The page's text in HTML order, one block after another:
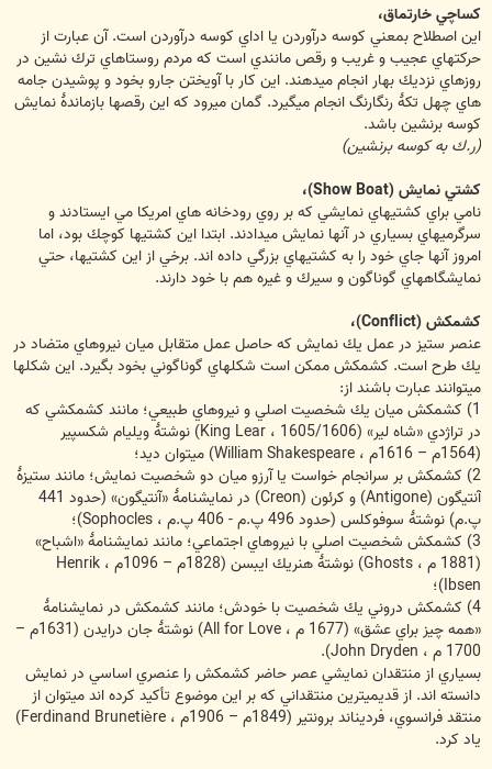
كساچي خارتماق،
اين اصطلاح بمعني كوسه درآوردن يا اداي كوسه درآوردن است. آن عبارت از
حركتهاي عجيب و غريب و رقص مانندي است كه مردم روستاهاي ترك نشين در
روزهاي نزديك بهار انجام ميدهند. اين كار با آويختن جارو بخود و پوشيدن جامه
هاي چهل تكۀ رنگارنگ انجام ميگيرد. گمان ميرود كه اين رقصها بازماندۀ نمايش
كوسه برنشين باشد.
(ر.ك به كوسه برنشين)
كشتي نمايش (Show Boat)،
نامي براي كشتيهاي نمايشي كه بر روي رودخانه هاي امريكا مي ايستادند و
سرگرميهاي بسياري در آنها نمايش ميدادند. ابتدا اين كشتيها كوچك بود، اما
امروز آنها جاي خود را به كشتيهاي بزرگي داده اند. برخي از اين كشتيها، حتي
نمايشگاههاي گوناگون و سيرك و غيره هم با خود دارند.
كشمكش (Conflict)،
عنصر ستيز در عمل يك نمايش كه حاصل عمل متقابل ميان نيروهاي متضاد در
يك طرح است. كشمكش ممكن است شكلهاي گوناگوني بخود بگيرد. اين شكلها
ميتوانند عبارت باشند از:
1) كشمكش ميان يك شخصيت اصلي و نيروهاي طبيعي؛ مانند كشمكشي كه
در تراژدي «شاه لير» (1605/1606 ، King Lear) نوشتۀ ويليام شكسپير
(1564م – 1616م ، William Shakespeare) ميتوان ديد؛
2) كشمكش بر سرانجام خواست يا آرزو ميان دو شخصيت نمايش؛ مانند ستيزۀ
آنتيگون (Antigone) و كرئون (Creon) در نمايشنامۀ «آنتيگون» (حدود 441
پ.م) نوشتۀ سوفوكلس (حدود 496 پ.م - 406 پ.م ، Sophocles)؛
3) كشمكش شخصيت اصلي با نيروهاي اجتماعي؛ مانند نمايشنامۀ «اشباح»
(1881 م ، Ghosts) نوشتۀ هنريك ايبسن (1828م – 1096م ، Henrik
Ibsen)؛
4) كشمكش دروني يك شخصيت با خودش؛ مانند كشمكش در نمايشنامۀ
«همه چيز براي عشق» (1677 م ، All for Love) نوشتۀ جان درايدن (1631م –
1700 م ، John Dryden).
بسياري از منتقدان نمايشي عصر حاضر كشمكش را عنصري اساسي در نمايش
دانسته اند. از قديميترين منتقداني كه بر اين موضوع تأكيد كرده اند ميتوان از
منتقد فرانسوي، فرديناند برونتير (1849م – 1906م ، Ferdinand Brunetiѐre)
ياد كرد.